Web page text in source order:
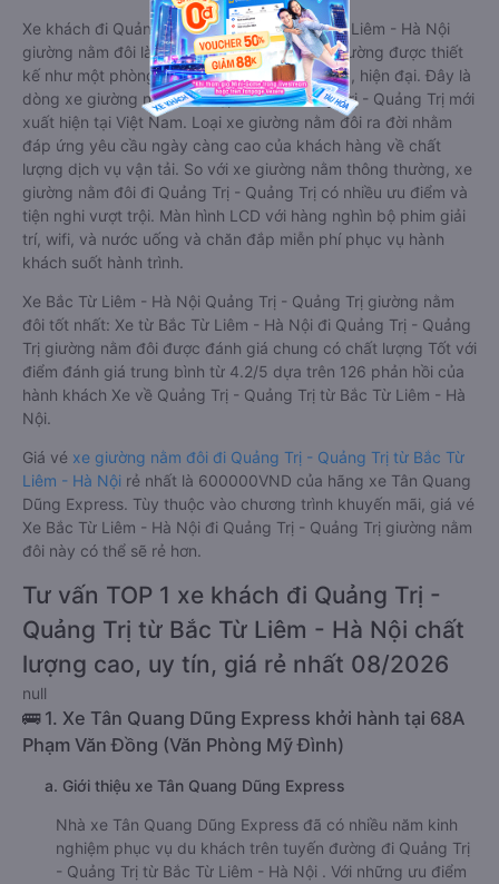
Xe khách đi Quảng Trị - Quảng Trị từ Bắc Từ Liêm - Hà Nội
giường nằm đôi là loại xe đặc biệt. Với mỗi giường được thiết
kế như một phòng ngủ khách sạn sang trọng, hiện đại. Đây là
dòng xe giường nằm cho cặp đôi đi Quảng Trị - Quảng Trị mới
xuất hiện tại Việt Nam. Loại xe giường nằm đôi ra đời nhằm
đáp ứng yêu cầu ngày càng cao của khách hàng về chất
lượng dịch vụ vận tải. So với xe giường nằm thông thường, xe
giường nằm đôi đi Quảng Trị - Quảng Trị có nhiều ưu điểm và
tiện nghi vượt trội. Màn hình LCD với hàng nghìn bộ phim giải
trí, wifi, và nước uống và chăn đắp miễn phí phục vụ hành
khách suốt hành trình.
Xe Bắc Từ Liêm - Hà Nội Quảng Trị - Quảng Trị giường nằm
đôi tốt nhất: Xe từ Bắc Từ Liêm - Hà Nội đi Quảng Trị - Quảng
Trị giường nằm đôi được đánh giá chung có chất lượng Tốt với
điểm đánh giá trung bình từ 4.2/5 dựa trên 126 phản hồi của
hành khách Xe về Quảng Trị - Quảng Trị từ Bắc Từ Liêm - Hà
Nội.
Giá vé xe giường nằm đôi đi Quảng Trị - Quảng Trị từ Bắc Từ
Liêm - Hà Nội rẻ nhất là 600000VND của hãng xe Tân Quang
Dũng Express. Tùy thuộc vào chương trình khuyến mãi, giá vé
Xe Bắc Từ Liêm - Hà Nội đi Quảng Trị - Quảng Trị giường nằm
đôi này có thể sẽ rẻ hơn.
Tư vấn TOP 1 xe khách đi Quảng Trị -
Quảng Trị từ Bắc Từ Liêm - Hà Nội chất
lượng cao, uy tín, giá rẻ nhất 08/2026
null
🚌 1. Xe Tân Quang Dũng Express khởi hành tại 68A
Phạm Văn Đồng (Văn Phòng Mỹ Đình)
a. Giới thiệu xe Tân Quang Dũng Express
Nhà xe Tân Quang Dũng Express đã có nhiều năm kinh
nghiệm phục vụ du khách trên tuyến đường đi Quảng Trị
- Quảng Trị từ Bắc Từ Liêm - Hà Nội . Với những ưu điểm